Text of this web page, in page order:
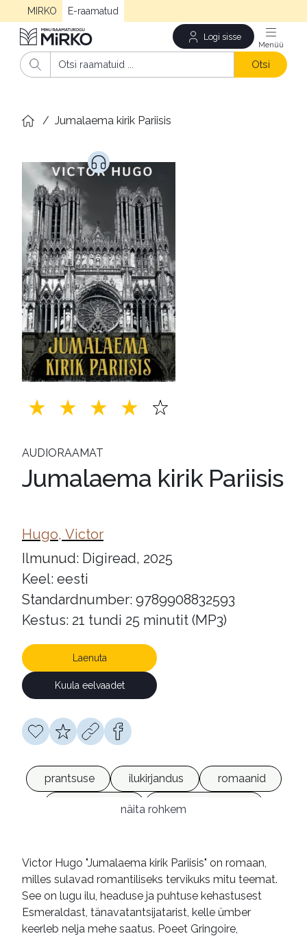
MIRKO E-raamatud
Logi sisse
Otsi
/ Jumalaema kirik Pariisis
AUDIORAAMAT
Jumalaema kirik Pariisis
Hugo, Victor
Ilmunud: Digiread, 2025
Keel: eesti
Standardnumber: 9789908832593
Kestus: 21 tundi 25 minutit (MP3)
Laenuta
Kuula eelvaadet
prantsuse ilukirjandus
romaanid
heliraamatud
võrguväljaanded
näita rohkem
Victor Hugo "Jumalaema kirik Pariisis" on romaan,
milles sulavad romantiliseks tervikuks mitu teemat.
See on lugu ilu, headuse ja puhtuse kehastusest
Esmeraldast, tänavatantsijatarist, kelle ümber
keerleb nelja mehe saatus. Poeet Gringoire,